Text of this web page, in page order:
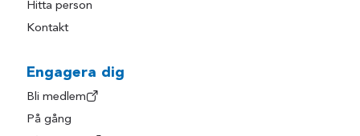
Hitta person
Kontakt
Engagera dig
Bli medlem
På gång